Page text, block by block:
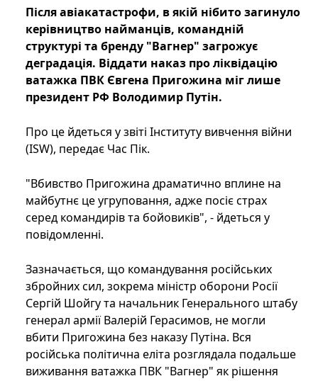
Після авіакатастрофи, в якій нібито загинуло
керівництво найманців, командній
структурі та бренду "Вагнер" загрожує
деградація. Віддати наказ про ліквідацію
ватажка ПВК Євгена Пригожина міг лише
президент РФ Володимир Путін.
Про це йдеться у звіті Інституту вивчення війни
(ISW), передає Час Пік.
"Вбивство Пригожина драматично вплине на
майбутнє це угруповання, адже посіє страх
серед командирів та бойовиків", - йдеться у
повідомленні.
Зазначається, що командування російських
збройних сил, зокрема міністр оборони Росії
Сергій Шойгу та начальник Генерального штабу
генерал армії Валерій Герасимов, не могли
вбити Пригожина без наказу Путіна. Вся
російська політична еліта розглядала подальше
виживання ватажка ПВК "Вагнер" як рішення